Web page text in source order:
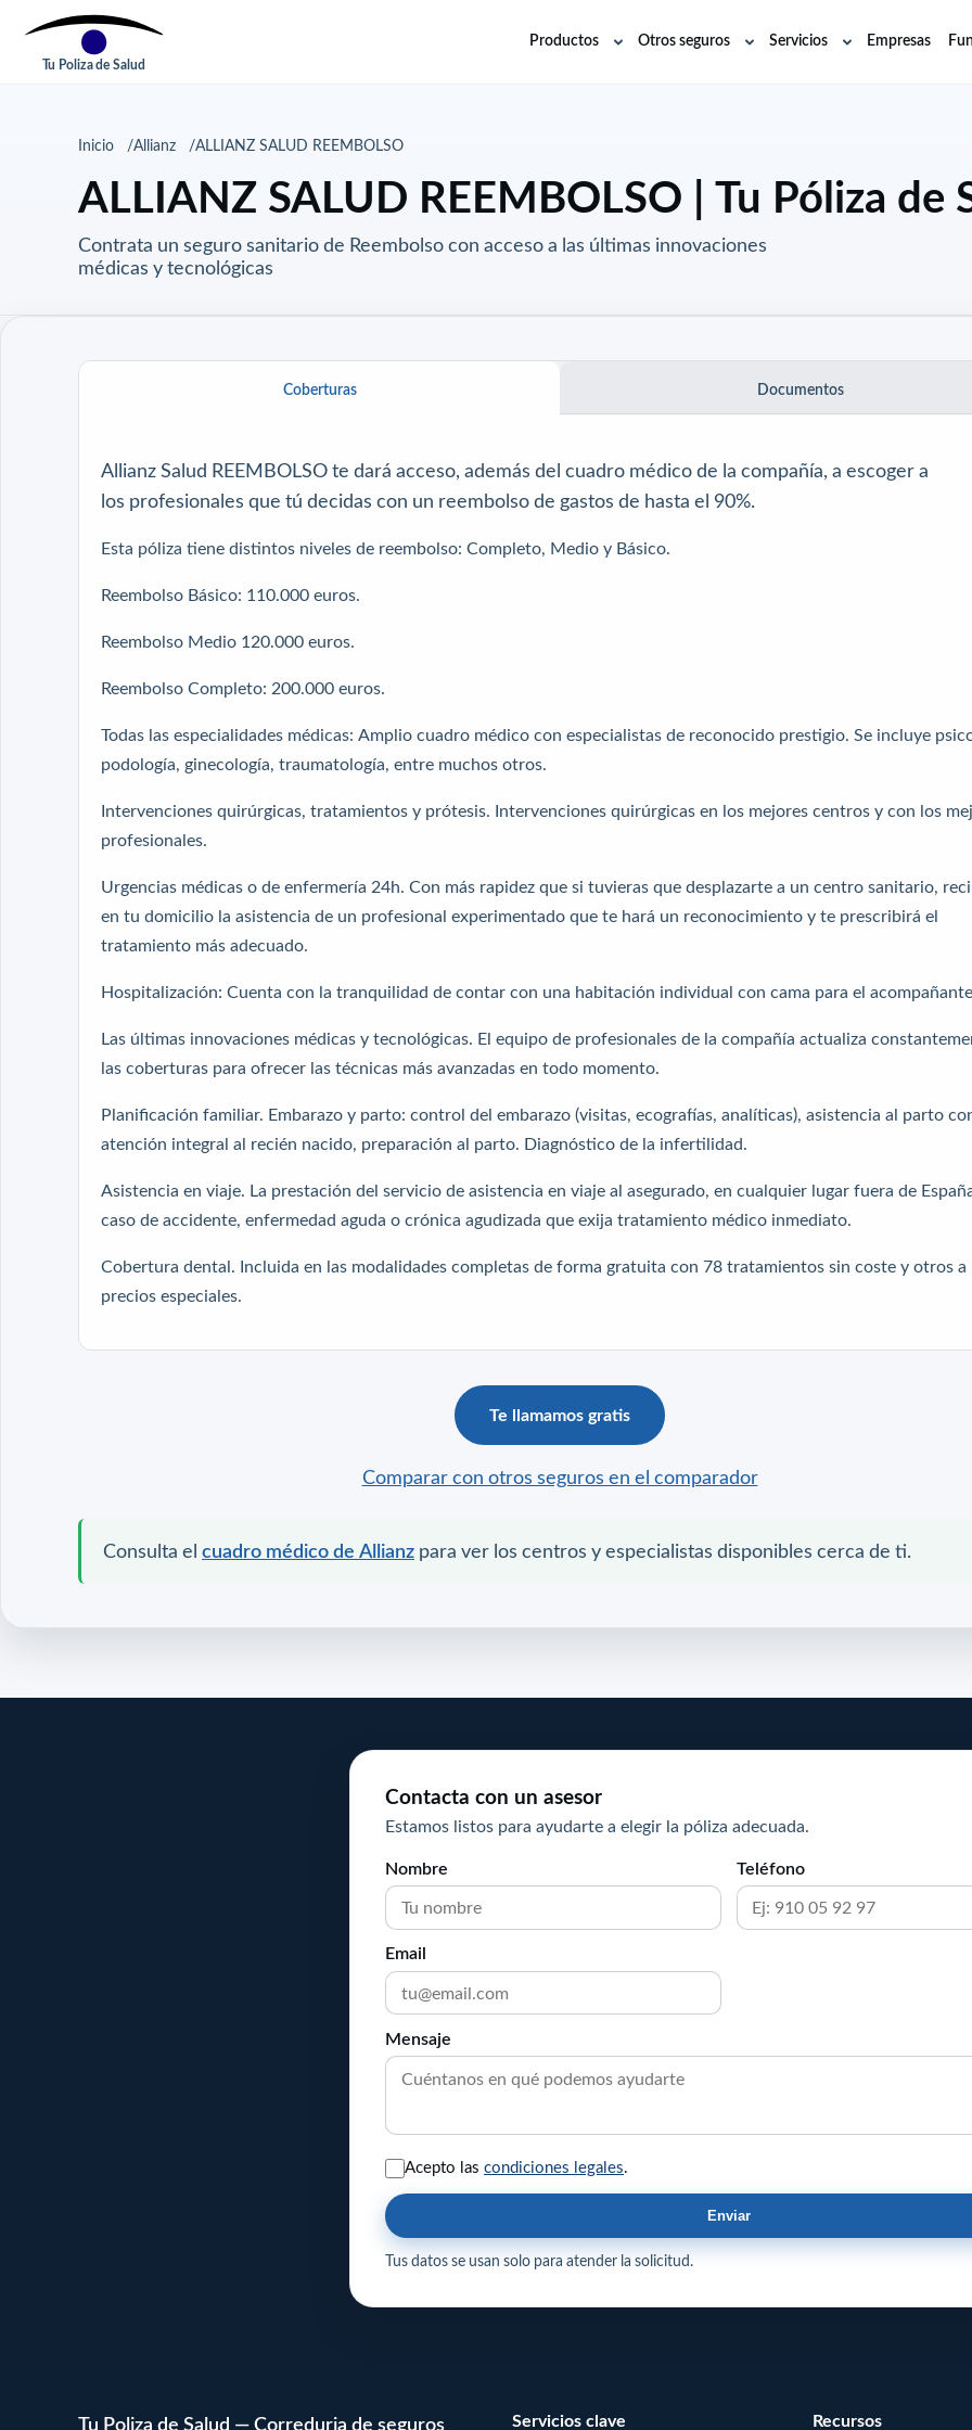
Tu Poliza de Salud
Productos
AbrirOtros seguros
AbrirServicios
AbrirEmpresas
Inicio Allianz ALLIANZ SALUD REEMBOLSO
ALLIANZ SALUD REEMBOLSO | Tu Póliza de
Contrata un seguro sanitario de Reembolso con acceso a las últimas innovaciones
médicas y tecnológicas
Coberturas Documentos
Allianz Salud REEMBOLSO te dará acceso, además del cuadro médico de la compañía, a escoger a
los profesionales que tú decidas con un reembolso de gastos de hasta el 90%.
Esta póliza tiene distintos niveles de reembolso: Completo, Medio y Básico.
Reembolso Básico: 110.000 euros.
Reembolso Medio 120.000 euros.
Reembolso Completo: 200.000 euros.
Todas las especialidades médicas: Amplio cuadro médico con especialistas de reconocido prestigio. Se incluye
podología, ginecología, traumatología, entre muchos otros.
Intervenciones quirúrgicas, tratamientos y prótesis. Intervenciones quirúrgicas en los mejores centros y con los
profesionales.
Urgencias médicas o de enfermería 24h. Con más rapidez que si tuvieras que desplazarte a un centro sanitario,
en tu domicilio la asistencia de un profesional experimentado que te hará un reconocimiento y te prescribirá el
tratamiento más adecuado.
Hospitalización: Cuenta con la tranquilidad de contar con una habitación individual con cama para el acompañante.
Las últimas innovaciones médicas y tecnológicas. El equipo de profesionales de la compañía actualiza
las coberturas para ofrecer las técnicas más avanzadas en todo momento.
Planificación familiar. Embarazo y parto: control del embarazo (visitas, ecografías, analíticas), asistencia al parto
atención integral al recién nacido, preparación al parto. Diagnóstico de la infertilidad.
Asistencia en viaje. La prestación del servicio de asistencia en viaje al asegurado, en cualquier lugar fuera de
caso de accidente, enfermedad aguda o crónica agudizada que exija tratamiento médico inmediato.
Cobertura dental. Incluida en las modalidades completas de forma gratuita con 78 tratamientos sin coste y otros a
precios especiales.
Te llamamos gratis
Comparar con otros seguros en el comparador
Consulta el cuadro médico de Allianz para ver los centros y especialistas disponibles cerca de ti.
Contacta con un asesor
Estamos listos para ayudarte a elegir la póliza adecuada.
Nombre Teléfono
Email
Mensaje
Acepto las condiciones legales.
Enviar
Tus datos se usan solo para atender la solicitud.
Tu Poliza de Salud — Correduria de seguros Servicios clave Recursos